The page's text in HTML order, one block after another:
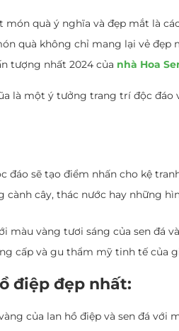
quà ý nghĩa và đẹp mắt là
quà không chỉ mang lại vẻ đẹp
tượng nhất 2024 của nhà Hoa
là một ý tưởng trang trí độc
đáo sẽ tạo điểm nhấn cho kệ
cành cây, thác nước hay những
màu vàng tươi sáng của sen đá
cấp và gu thẩm mỹ tinh tế của
điệp đẹp nhất:
của lan hồ điệp và sen đá với